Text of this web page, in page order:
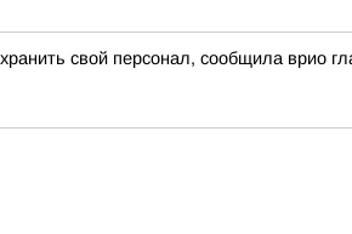
свой персонал, сообщила врио